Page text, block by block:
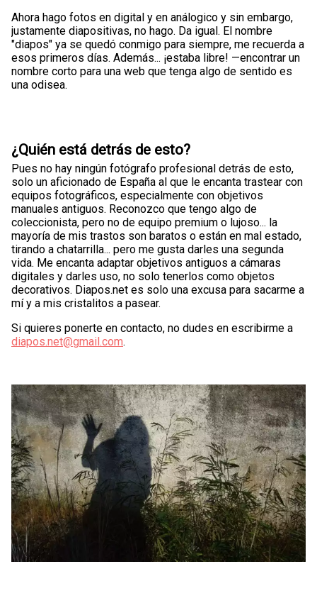
Ahora hago fotos en digital y en análogico y sin embargo,
justamente diapositivas, no hago. Da igual. El nombre
"diapos" ya se quedó conmigo para siempre, me recuerda a
esos primeros días. Además... ¡estaba libre! —encontrar un
nombre corto para una web que tenga algo de sentido es
una odisea.
¿Quién está detrás de esto?
Pues no hay ningún fotógrafo profesional detrás de esto,
solo un aficionado de España al que le encanta trastear con
equipos fotográficos, especialmente con objetivos
manuales antiguos. Reconozco que tengo algo de
coleccionista, pero no de equipo premium o lujoso... la
mayoría de mis trastos son baratos o están en mal estado,
tirando a chatarrilla... pero me gusta darles una segunda
vida. Me encanta adaptar objetivos antiguos a cámaras
digitales y darles uso, no solo tenerlos como objetos
decorativos. Diapos.net es solo una excusa para sacarme a
mí y a mis cristalitos a pasear.
Si quieres ponerte en contacto, no dudes en escribirme a
diapos.net@gmail.com.